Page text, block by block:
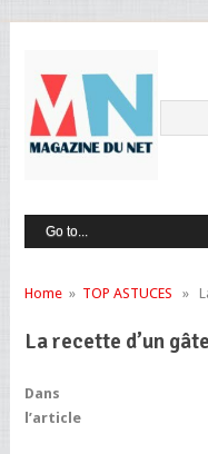
Home» TOP ASTUCES »
La recette d’un
Dans
l’article